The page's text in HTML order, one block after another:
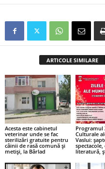
ARTICOLE SIMILARE
Acesta este cabinetul
veterinar unde se fac
sterilizări gratuite pentru
câinii de rasă comună și
metiși, la Bârlad
Programul
Culturale
Vaslui:
literatură,